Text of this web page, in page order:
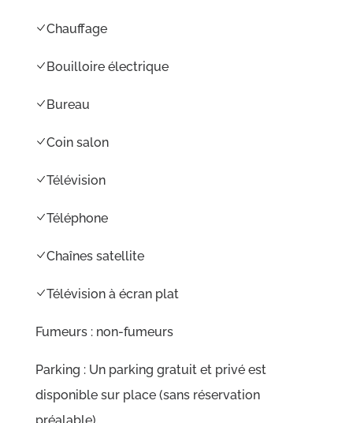
Chauffage
Bouilloire électrique
Bureau
Coin salon
Télévision
Téléphone
Chaînes satellite
Télévision à écran plat
Fumeurs : ​ non-fumeurs
Parking : ​ Un parking gratuit et privé est
disponible sur place (sans réservation